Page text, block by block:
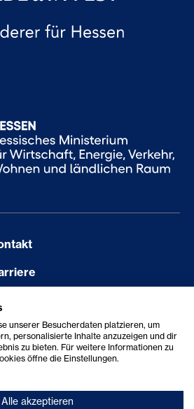
melden
zur Barrierefreiheit
Trade & Invest GmbH
unserer Besucherdaten platzieren, um
personalisierte Inhalte anzuzeigen und dir
zu bieten. Für weitere Informationen zu
öffne die Einstellungen.
Alle akzeptieren